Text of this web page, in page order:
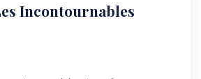
Incontournables